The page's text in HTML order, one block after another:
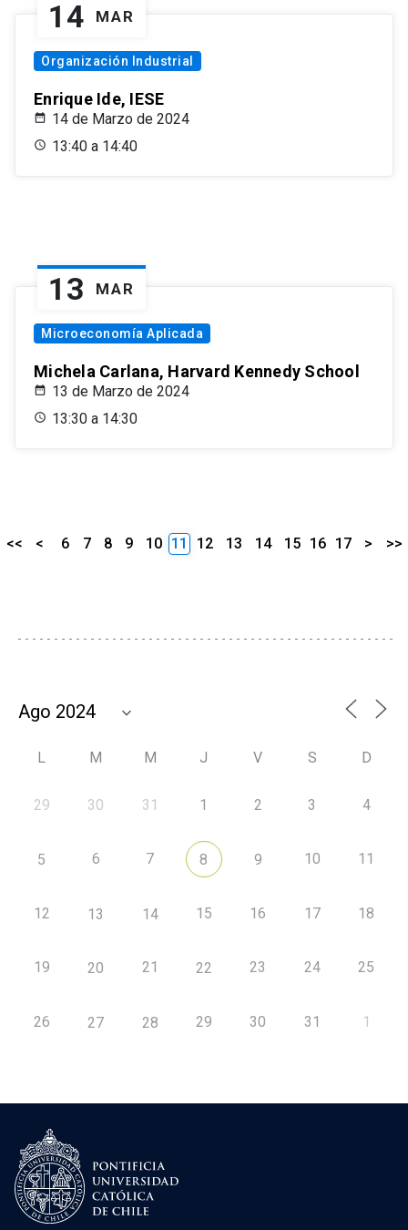
14 MAR
Organización Industrial
Enrique Ide, IESE
14 de Marzo de 2024
13:40 a 14:40
13 MAR
Microeconomía Aplicada
Michela Carlana, Harvard Kennedy School
13 de Marzo de 2024
13:30 a 14:30
<< < 6 7 8 9 10 11 12 13 14 15 16 17 > >>
L M M J V S D
29 30 31 1 2 3 4
5 6 7 8 9 10 11
12 13 14 15 16 17 18
19 20 21 22 23 24 25
26 27 28 29 30 31 1